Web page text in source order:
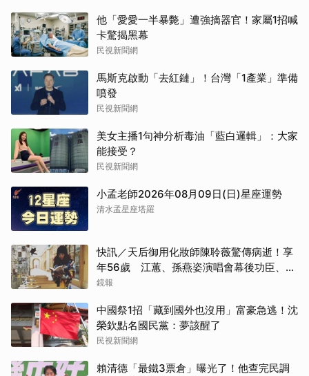
他「愛愛一半暴斃」遭強摘器官！家屬1招喊
卡驚揭黑幕
民視新聞網
馬斯克啟動「去紅鏈」！台灣「1產業」準備
噴發
民視新聞網
美女主播1句神分析毒油「藍白邏輯」：大家
能接受？
民視新聞網
小孟老師2026年08月09日(日)星座運勢
清水孟星座塔羅
快訊／天后御用化妝師陳聆薇驚傳病逝！享
年56歲 江蕙、孫燕姿演唱會幕後功臣、蔡
健雅崩潰難接受
鏡報
中國祭1招「藏到國外也沒用」富豪急逃！沈
榮欽點名國民黨：夢該醒了
民視新聞網
賴清德「最鐵3票倉」曝光了！他查完民調